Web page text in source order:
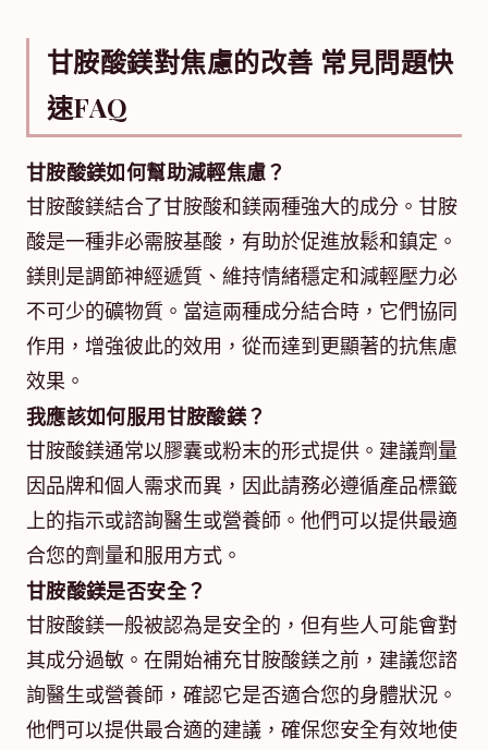
甘胺酸鎂對焦慮的改善 常見問題快
速FAQ
甘胺酸鎂如何幫助減輕焦慮？
甘胺酸鎂結合了甘胺酸和鎂兩種強大的成分。甘胺
酸是一種非必需胺基酸，有助於促進放鬆和鎮定。
鎂則是調節神經遞質、維持情緒穩定和減輕壓力必
不可少的礦物質。當這兩種成分結合時，它們協同
作用，增強彼此的效用，從而達到更顯著的抗焦慮
效果。
我應該如何服用甘胺酸鎂？
甘胺酸鎂通常以膠囊或粉末的形式提供。建議劑量
因品牌和個人需求而異，因此請務必遵循產品標籤
上的指示或諮詢醫生或營養師。他們可以提供最適
合您的劑量和服用方式。
甘胺酸鎂是否安全？
甘胺酸鎂一般被認為是安全的，但有些人可能會對
其成分過敏。在開始補充甘胺酸鎂之前，建議您諮
詢醫生或營養師，確認它是否適合您的身體狀況。
他們可以提供最合適的建議，確保您安全有效地使